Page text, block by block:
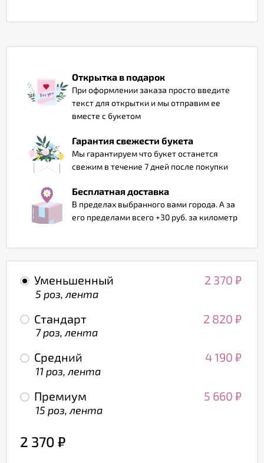
Открытка в подарок
При оформлении заказа просто введите
текст для открытки и мы отправим ее
вместе с букетом
Гарантия свежести букета
Мы гарантируем что букет останется
свежим в течение 7 дней после покупки
Бесплатная доставка
В пределах выбранного вами города. А за
его пределами всего +30 руб. за километр
Уменьшенный 2 370 ₽
5 роз, лента
Стандарт 2 820 ₽
7 роз, лента
Средний 4 190 ₽
11 роз, лента
Премиум 5 660 ₽
15 роз, лента
2 370 ₽